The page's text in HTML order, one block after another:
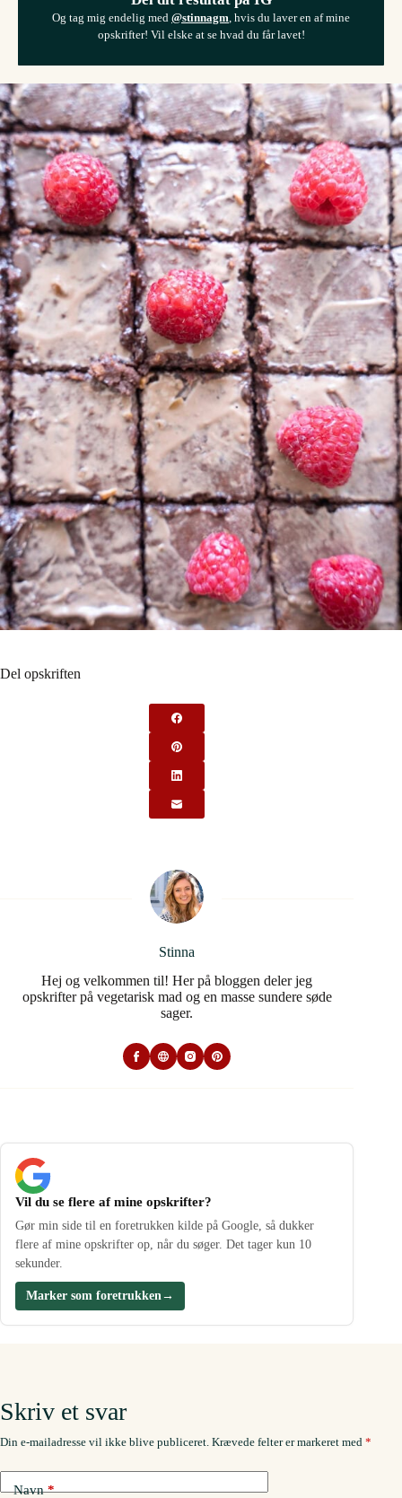
Og tag mig endelig med @stinnagm , hvis du laver en af mine
opskrifter! Vil elske at se hvad du får lavet!
Del opskriften
Stinna
Hej og velkommen til! Her på bloggen deler jeg
opskrifter på vegetarisk mad og en masse sundere søde
sager.
Vil du se flere af mine opskrifter?
Gør min side til en foretrukken kilde på Google, så dukker
flere af mine opskrifter op, når du søger. Det tager kun 10
sekunder.
Marker som foretrukken→
Skriv et svar
Din e-mailadresse vil ikke blive publiceret. Krævede felter er markeret med *
Navn*